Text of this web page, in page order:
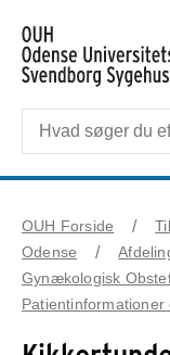
OUH Forside
Odense
Gynækologisk